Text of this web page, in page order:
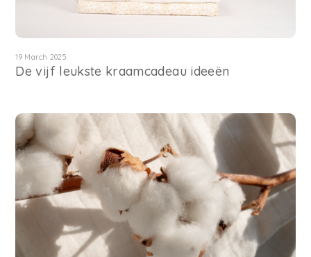
19 March 2025
De vijf leukste kraamcadeau ideeën